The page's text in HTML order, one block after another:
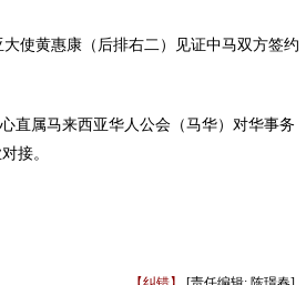
使黄惠康（后排右二）见证中马双方签约
属马来西亚华人公会（马华）对华事务
接。